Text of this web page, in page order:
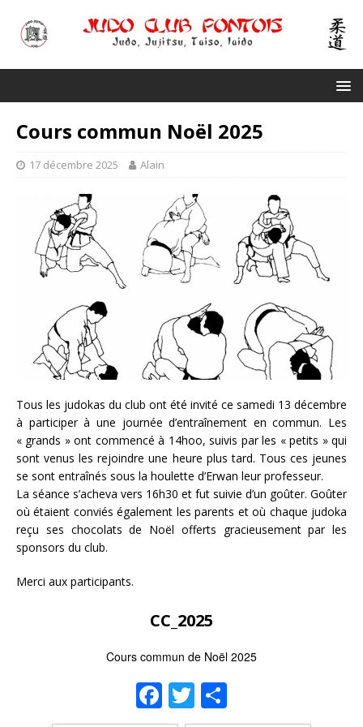
Cours commun Noël 2025
17 décembre 2025 Alain
Tous les judokas du club ont été invité ce samedi 13 décembre
à participer à une journée d’entraînement en commun. Les
« grands » ont commencé à 14hoo, suivis par les « petits » qui
sont venus les rejoindre une heure plus tard. Tous ces jeunes
se sont entraînés sous la houlette d’Erwan leur professeur.
La séance s’acheva vers 16h30 et fut suivie d’un goûter. Goûter
où étaient conviés également les parents et où chaque judoka
reçu ses chocolats de Noël offerts gracieusement par les
sponsors du club.
Merci aux participants.
CC_2025
Cours commun de Noël 2025
F T